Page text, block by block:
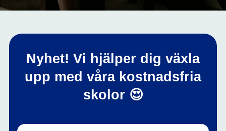
Nyhet! Vi hjälper dig växla
upp med våra kostnadsfria
skolor 😍